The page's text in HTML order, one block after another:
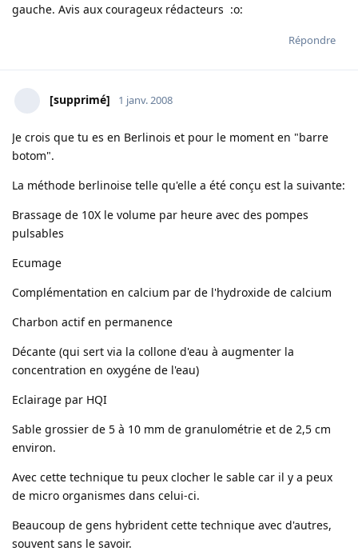
gauche. Avis aux courageux rédacteurs :o:
Répondre
[supprimé] 1 janv. 2008
Je crois que tu es en Berlinois et pour le moment en "barre
botom".
La méthode berlinoise telle qu'elle a été conçu est la suivante:
Brassage de 10X le volume par heure avec des pompes
pulsables
Ecumage
Complémentation en calcium par de l'hydroxide de calcium
Charbon actif en permanence
Décante (qui sert via la collone d'eau à augmenter la
concentration en oxygéne de l'eau)
Eclairage par HQI
Sable grossier de 5 à 10 mm de granulométrie et de 2,5 cm
environ.
Avec cette technique tu peux clocher le sable car il y a peux
de micro organismes dans celui-ci.
Beaucoup de gens hybrident cette technique avec d'autres,
souvent sans le savoir.